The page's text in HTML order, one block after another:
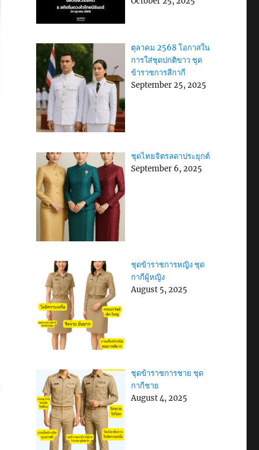
ตุลาคม 2568 โอกาสใน
การใส่ชุดปกติขาว ชุด
ข้าราชการสีกากี
September 25, 2025
ชุดไทยจิตรลดาประยุกต์
September 6, 2025
ชุดข้าราชการหญิง ชุด
กากีผู้หญิง
August 5, 2025
ชุดข้าราชการชาย ชุด
กากีชาย
August 4, 2025